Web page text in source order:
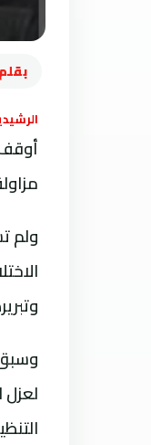
الرشيدية 24:
مزاولة
ولم
التنظيمي 113.14